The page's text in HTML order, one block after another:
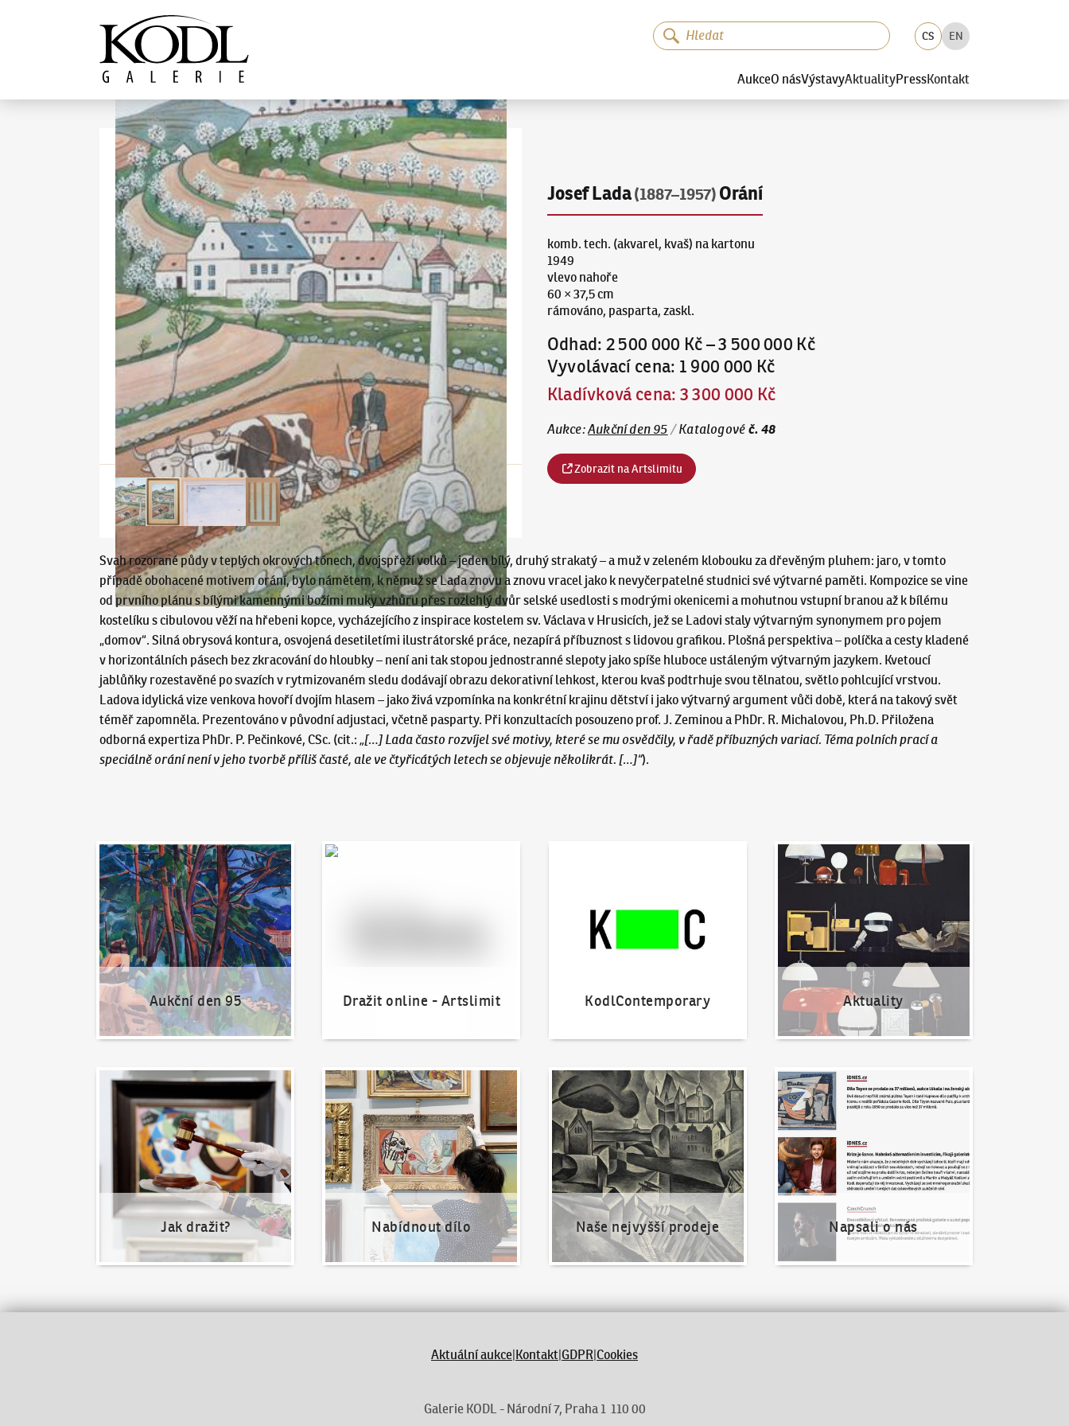
Galerie KODL
CS EN
AukceO násVýstavyAktualityPressKontakt
Josef Lada(1887–1957) Orání
komb. tech. (akvarel, kvaš) na kartonu
1949
vlevo nahoře
60 × 37,5 cm
rámováno, pasparta, zaskl.
Odhad: 2 500 000 Kč–3 500 000 Kč
Vyvolávací cena: 1 900 000 Kč
Kladívková cena: 3 300 000 Kč
Aukce:Aukční den 95 /Katalogové č.48
Zobrazit na Artslimitu
Svah rozorané půdy v teplých okrových tónech, dvojspřeží volků – jeden bílý, druhý strakatý – a muž v zeleném klobouku za dřevěným pluhem: jaro, v tomto
případě obohacené motivem orání, bylo námětem, k němuž se Lada znovu a znovu vracel jako k nevyčerpatelné studnici své výtvarné paměti. Kompozice se vine
od prvního plánu s bílými kamennými božími muky vzhůru přes rozlehlý dvůr selské usedlosti s modrými okenicemi a mohutnou vstupní branou až k bílému
kostelíku s cibulovou věží na hřebeni kopce, vycházejícího z inspirace kostelem sv. Václava v Hrusicích, jež se Ladovi staly výtvarným synonymem pro pojem
„domov“. Silná obrysová kontura, osvojená desetiletími ilustrátorské práce, nezapírá příbuznost s lidovou grafikou. Plošná perspektiva – políčka a cesty kladené
v horizontálních pásech bez zkracování do hloubky – není ani tak stopou jednostranné slepoty jako spíše hluboce ustáleným výtvarným jazykem. Kvetoucí
jablůňky rozestavěné po svazích v rytmizovaném sledu dodávají obrazu dekorativní lehkost, kterou kvaš podtrhuje svou tělnatou, světlo pohlcující vrstvou.
Ladova idylická vize venkova hovoří dvojím hlasem – jako živá vzpomínka na konkrétní krajinu dětství i jako výtvarný argument vůči době, která na takový svět
téměř zapomněla. Prezentováno v původní adjustaci, včetně pasparty. Při konzultacích posouzeno prof. J. Zeminou a PhDr. R. Michalovou, Ph.D. Přiložena
odborná expertiza PhDr. P. Pečinkové, CSc. (cit.:„[…] Lada často rozvíjel své motivy, které se mu osvědčily, v řadě příbuzných variací. Téma polních prací a
speciálně orání není v jeho tvorbě příliš časté, ale ve čtyřicátých letech se objevuje několikrát. […]“).
Aukční den 95
Aukční den 95
Dražit online - Artslimit
Dražit online - Artslimit
KodlContemporary Aktuality
Aktuality
Jak dražit?
Jak dražit?
Nabídnout dílo
Nabídnout dílo
Naše nejvyšší prodeje
Naše nejvyšší prodeje
Napsali o nás
Napsali o nás
Aktuální aukce|Kontakt|GDPR|Cookies
Galerie KODL - Národní 7, Praha 1 110 00